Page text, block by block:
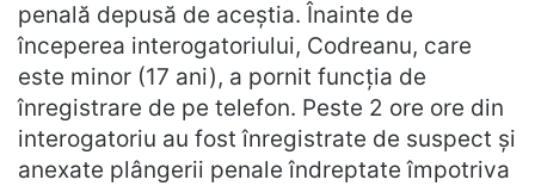
penală depusă de aceștia. Înainte de
începerea interogatoriului, Codreanu, care
este minor (17 ani), a pornit funcția de
înregistrare de pe telefon. Peste 2 ore ore din
interogatoriu au fost înregistrate de suspect și
anexate plângerii penale îndreptate împotriva